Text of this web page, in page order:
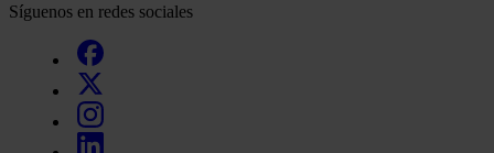
Síguenos en redes sociales